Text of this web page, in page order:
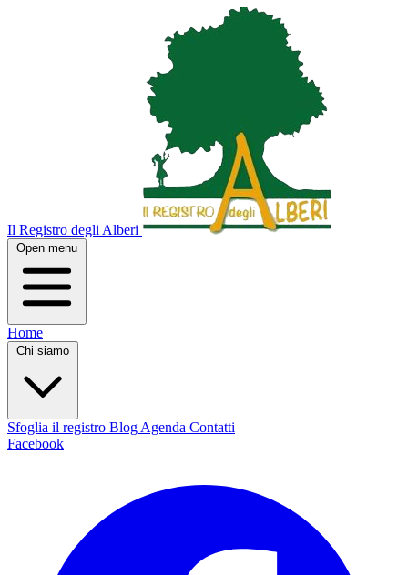
Il Registro degli Alberi
Open menu
Home
Chi siamo
Sfoglia il registro Blog Agenda Contatti
Facebook